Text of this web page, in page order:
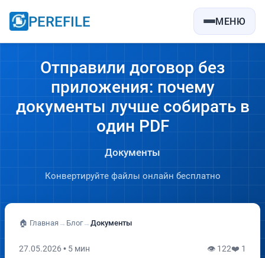
PEREFILE МЕНЮ
Отправили договор без
приложения: почему
документы лучше собирать в
один PDF
Документы
Конвертируйте файлы онлайн бесплатно
🏠 Главная → Блог→Документы
27.05.2026 • 5 мин 👁 122❤️ 1